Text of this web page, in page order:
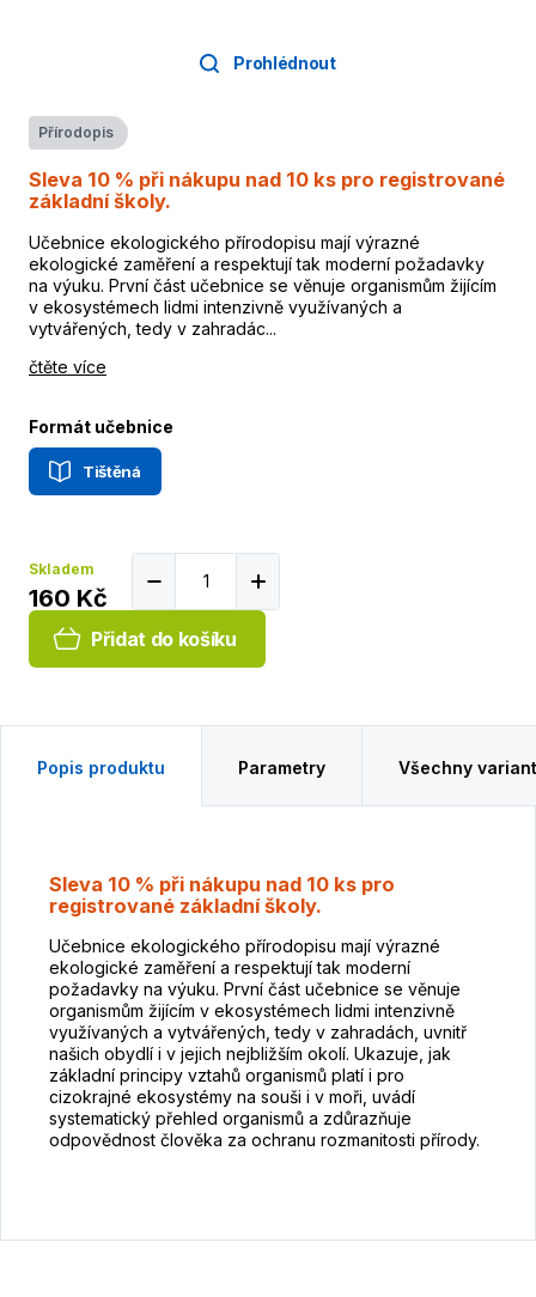
Prohlédnout
Přírodopis
Sleva 10 % při nákupu nad 10 ks pro registrované
základní školy.
Učebnice ekologického přírodopisu mají výrazné
ekologické zaměření a respektují tak moderní požadavky
na výuku. První část učebnice se věnuje organismům žijícím
v ekosystémech lidmi intenzivně využívaných a
vytvářených, tedy v zahradác...
čtěte více
Formát učebnice
Tištěná
Skladem
160 Kč
Přidat do košíku
Popis produktu Parametry Všechny
Sleva 10 % při nákupu nad 10 ks pro
registrované základní školy.
Učebnice ekologického přírodopisu mají výrazné
ekologické zaměření a respektují tak moderní
požadavky na výuku. První část učebnice se věnuje
organismům žijícím v ekosystémech lidmi intenzivně
využívaných a vytvářených, tedy v zahradách, uvnitř
našich obydlí i v jejich nejbližším okolí. Ukazuje, jak
základní principy vztahů organismů platí i pro
cizokrajné ekosystémy na souši i v moři, uvádí
systematický přehled organismů a zdůrazňuje
odpovědnost člověka za ochranu rozmanitosti přírody.